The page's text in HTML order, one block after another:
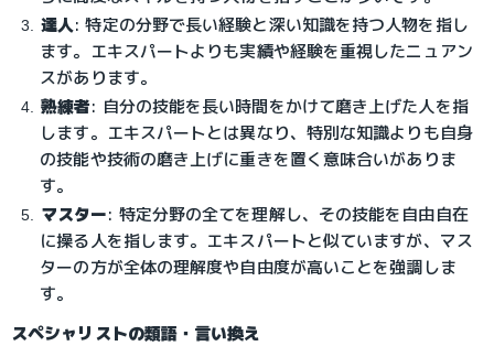
達人: 特定の分野で長い経験と深い知識を持つ人物を指し
ます。エキスパートよりも実績や経験を重視したニュアン
スがあります。
熟練者: 自分の技能を長い時間をかけて磨き上げた人を指
します。エキスパートとは異なり、特別な知識よりも自身
の技能や技術の磨き上げに重きを置く意味合いがありま
す。
マスター: 特定分野の全てを理解し、その技能を自由自在
に操る人を指します。エキスパートと似ていますが、マス
ターの方が全体の理解度や自由度が高いことを強調しま
す。
スペシャリストの類語・言い換え